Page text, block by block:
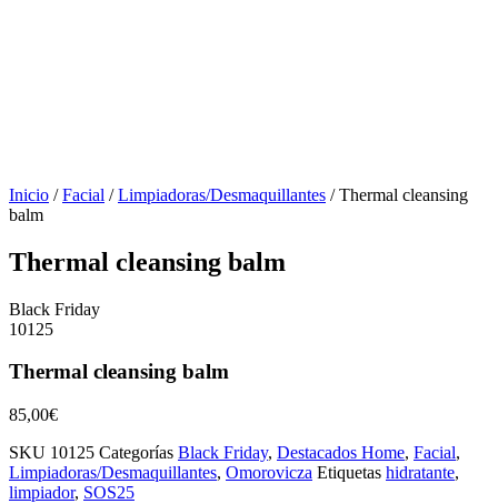
Inicio /Facial /Limpiadoras/Desmaquillantes / Thermal cleansing
balm
Thermal cleansing balm
Black Friday
10125
Thermal cleansing balm
85,00€
SKU 10125 Categorías Black Friday, Destacados Home, Facial,
Limpiadoras/Desmaquillantes, Omorovicza Etiquetas hidratante,
limpiador, SOS25